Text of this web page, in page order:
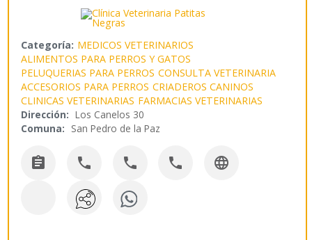
Categoría: MEDICOS VETERINARIOS
ALIMENTOS PARA PERROS Y GATOS
PELUQUERIAS PARA PERROS CONSULTA VETERINARIA
ACCESORIOS PARA PERROS CRIADEROS CANINOS
CLINICAS VETERINARIAS FARMACIAS VETERINARIAS
Dirección: Los Canelos 30
Comuna: San Pedro de la Paz
    